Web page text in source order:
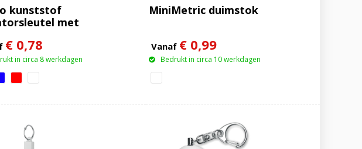
kunststof
met
€ 0,78
in circa 8 werkdagen
MiniMetric duimstok
Vanaf € 0,99
Bedrukt in circa 10 werkdagen